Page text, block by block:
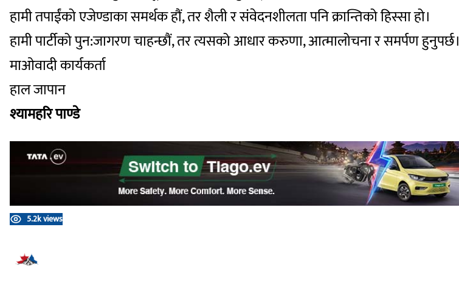
हामी तपाईंको एजेण्डाका समर्थक हौं, तर शैली र संवेदनशीलता पनि क्रान्तिको हिस्सा हो।
हामी पार्टीको पुन:जागरण चाहन्छौं, तर त्यसको आधार करुणा, आत्मालोचना र समर्पण हुनुपर्छ।
माओवादी कार्यकर्ता
हाल जापान
श्यामहरि पाण्डे
5.2k views